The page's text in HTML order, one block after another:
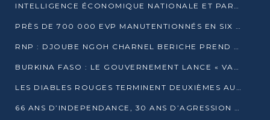
INTELLIGENCE ÉCONOMIQUE NATIONALE ET PARTENARIATS INTERNATIONAUX : VERS UNE DOCTRINE SOUVERAINE DE SÉCURITÉ ÉCONOMIQUE
PRÈS DE 700 000 EVP MANUTENTIONNÉS EN SIX MOIS PAR CONGO TERMINAL
RNP : DJOUBE NGOH CHARNEL BERICHE PREND LES RÊNES DU PARTI
BURKINA FASO : LE GOUVERNEMENT LANCE « VACANCES UTILES 2026 » POUR FORMER LES ÉLÈVES À 15 MÉTIERS
LES DIABLES ROUGES TERMINENT DEUXIÈMES AU CHAMPIONNAT D’AFRIQUE ZONE 3
66 ANS D’INDEPENDANCE, 30 ANS D’AGRESSION RWAN DAISE : 4 PRESIDENCES, UN ECHEC COLLECTIF